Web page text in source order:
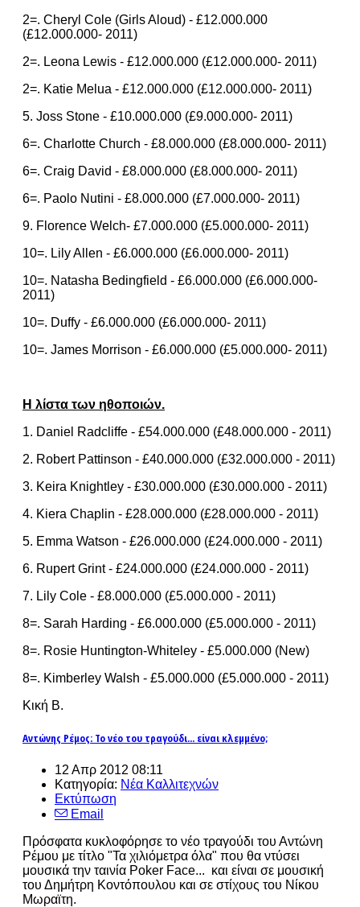
2=. Cheryl Cole (Girls Aloud) - £12.000.000
(£12.000.000- 2011)
2=. Leona Lewis - £12.000.000 (£12.000.000- 2011)
2=. Katie Melua - £12.000.000 (£12.000.000- 2011)
5. Joss Stone - £10.000.000 (£9.000.000- 2011)
6=. Charlotte Church - £8.000.000 (£8.000.000- 2011)
6=. Craig David - £8.000.000 (£8.000.000- 2011)
6=. Paolo Nutini - £8.000.000 (£7.000.000- 2011)
9. Florence Welch- £7.000.000 (£5.000.000- 2011)
10=. Lily Allen - £6.000.000 (£6.000.000- 2011)
10=. Natasha Bedingfield - £6.000.000 (£6.000.000-
2011)
10=. Duffy - £6.000.000 (£6.000.000- 2011)
10=. James Morrison - £6.000.000 (£5.000.000- 2011)
Η λίστα των ηθοποιών.
1. Daniel Radcliffe - £54.000.000 (£48.000.000 - 2011)
2. Robert Pattinson - £40.000.000 (£32.000.000 - 2011)
3. Keira Knightley - £30.000.000 (£30.000.000 - 2011)
4. Kiera Chaplin - £28.000.000 (£28.000.000 - 2011)
5. Emma Watson - £26.000.000 (£24.000.000 - 2011)
6. Rupert Grint - £24.000.000 (£24.000.000 - 2011)
7. Lily Cole - £8.000.000 (£5.000.000 - 2011)
8=. Sarah Harding - £6.000.000 (£5.000.000 - 2011)
8=. Rosie Huntington-Whiteley - £5.000.000 (New)
8=. Kimberley Walsh - £5.000.000 (£5.000.000 - 2011)
Κική Β.
Αντώνης Ρέμος: Το νέο του τραγούδι... είναι κλεμμένο;
12 Απρ 2012 08:11
Κατηγορία: Νέα Καλλιτεχνών
Εκτύπωση
Email
Πρόσφατα κυκλοφόρησε το νέο τραγούδι του Αντώνη
Ρέμου με τίτλο "Τα χιλιόμετρα όλα" που θα ντύσει
μουσικά την ταινία Poker Face... και είναι σε μουσική
του Δημήτρη Κοντόπουλου και σε στίχους του Νίκου
Μωραϊτη.